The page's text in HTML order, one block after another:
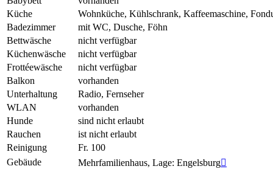
Küche
Wohnküche, Kühlschrank, Kaffeemaschine,
Badezimmer
mit WC, Dusche, Föhn
Bettwäsche
nicht verfügbar
Küchenwäsche
nicht verfügbar
Frottéewäsche
nicht verfügbar
Balkon
vorhanden
Unterhaltung
Radio, Fernseher
WLAN
vorhanden
Hunde
sind nicht erlaubt
Rauchen
ist nicht erlaubt
Reinigung
Fr. 100
Gebäude
Mehrfamilienhaus, Lage: Engelsburg